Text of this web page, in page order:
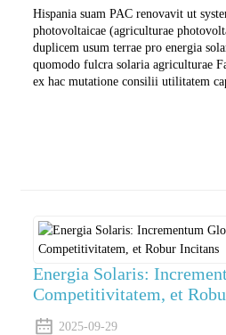
Hispania suam PAC renovavit ut
photovoltaicae (agriculturae
duplicem usum terrae pro energia
quomodo fulcra solaria agriculturae
ex hac mutatione consilii utilitatem
Energia Solaris:
Competitivitatem, et
2025-09-29